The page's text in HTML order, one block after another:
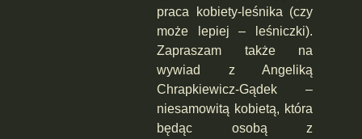
praca kobiety-leśnika (czy
może lepiej – leśniczki).
Zapraszam także na
wywiad z Angeliką
Chrapkiewicz-Gądek –
niesamowitą kobietą, która
będąc osobą z